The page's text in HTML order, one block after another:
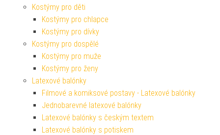
Kostýmy pro děti
Kostýmy pro chlapce
Kostýmy pro dívky
Kostýmy pro dospělé
Kostýmy pro muže
Kostýmy pro ženy
Latexové balónky
Filmové a komiksové postavy - Latexové balónky
Jednobarevné latexové balónky
Latexové balónky s českým textem
Latexové balónky s potiskem